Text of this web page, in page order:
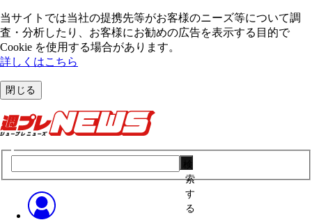
当サイトでは当社の提携先等がお客様のニーズ等について調
査・分析したり、お客様にお勧めの広告を表⽰する⽬的で
Cookie を使⽤する場合があります。
詳しくはこちら
閉じる
索
す
る